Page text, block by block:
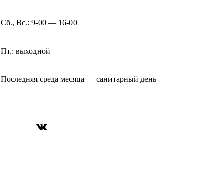
Сб., Вс.: 9-00 — 16-00
Пт.: выходной
Последняя среда месяца — санитарный день
ВКонтакте